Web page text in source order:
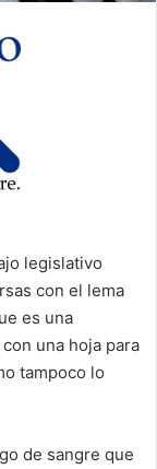
legislativo
con el lema
es una
una hoja para
tampoco lo
de sangre que